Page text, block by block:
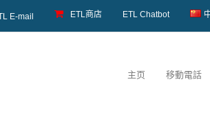
E-mail ETL商店 ETL Chatbot
主页 移動電話